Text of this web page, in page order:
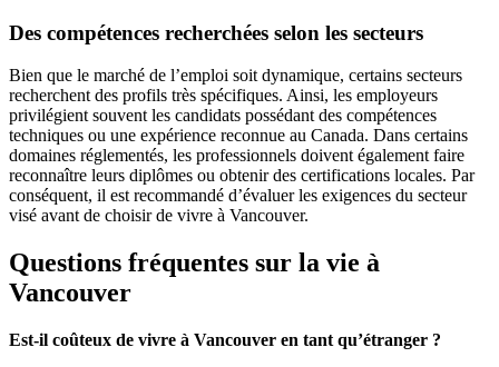
Des compétences recherchées selon les secteurs
Bien que le marché de l’emploi soit dynamique, certains secteurs
recherchent des profils très spécifiques. Ainsi, les employeurs
privilégient souvent les candidats possédant des compétences
techniques ou une expérience reconnue au Canada. Dans certains
domaines réglementés, les professionnels doivent également faire
reconnaître leurs diplômes ou obtenir des certifications locales. Par
conséquent, il est recommandé d’évaluer les exigences du secteur
visé avant de choisir de vivre à Vancouver.
Questions fréquentes sur la vie à
Vancouver
Est-il coûteux de vivre à Vancouver en tant qu’étranger ?